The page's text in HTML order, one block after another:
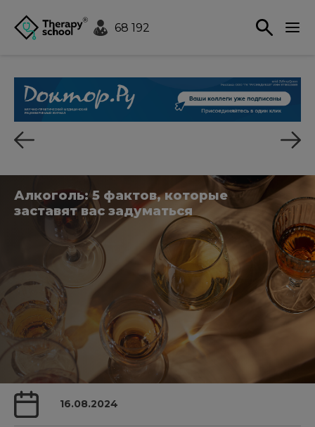
68 192
Алкоголь: 5 фактов, которые
заставят вас задуматься
16.08.2024